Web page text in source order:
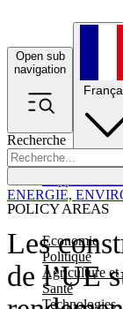
Open sub
navigation
Recherche
POLICY AREAS
Economie
Politique
Agriculture et
Santé
Technologies
Les
de l’UE
ENERGIE,